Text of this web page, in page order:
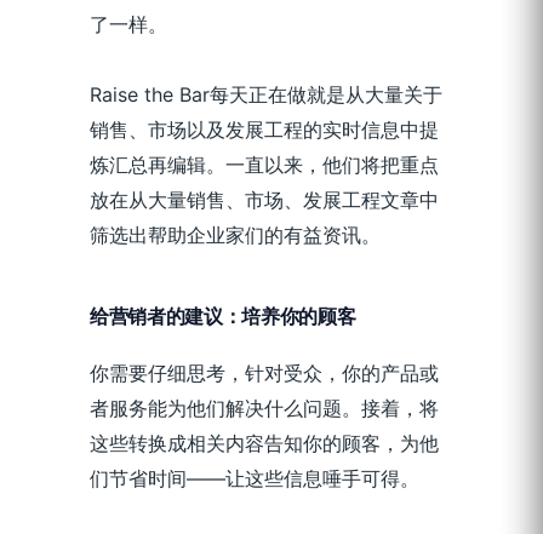
了一样。
Raise the Bar每天正在做就是从大量关于
销售、市场以及发展工程的实时信息中提
炼汇总再编辑。一直以来，他们将把重点
放在从大量销售、市场、发展工程文章中
筛选出帮助企业家们的有益资讯。
给营销者的建议：培养你的顾客
你需要仔细思考，针对受众，你的产品或
者服务能为他们解决什么问题。接着，将
这些转换成相关内容告知你的顾客，为他
们节省时间——让这些信息唾手可得。